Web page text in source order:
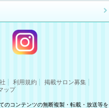
利用規約
掲載サロン募集
ップ
のコンテンツの無断複製・転載・放送等を